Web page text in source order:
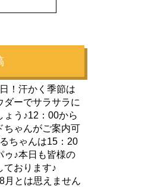
！汗かく季節は
ダーでサラサラに
ょう♪12：00から
ちゃんがご案内可
ちゃんは15：20
ゥ♪本日も皆様の
ております♪
月とは思えません